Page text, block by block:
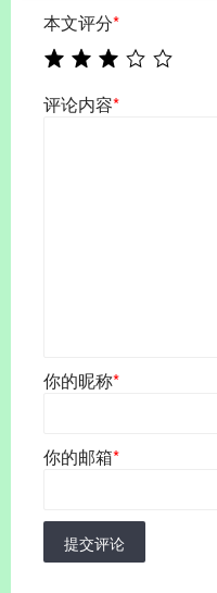
本文评分*
评论内容*
你的昵称*
你的邮箱*
提交评论